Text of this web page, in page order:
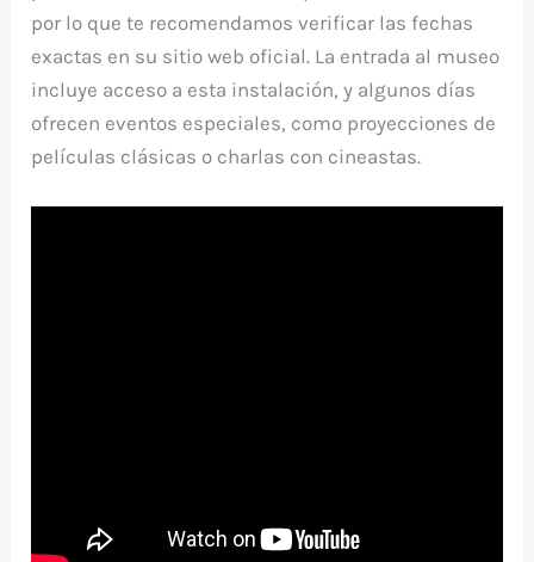
por lo que te recomendamos verificar las fechas
exactas en su sitio web oficial. La entrada al museo
incluye acceso a esta instalación, y algunos días
ofrecen eventos especiales, como proyecciones de
películas clásicas o charlas con cineastas.